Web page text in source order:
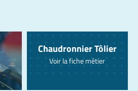
Chaudronnier Tôlier
Voir la fiche métier